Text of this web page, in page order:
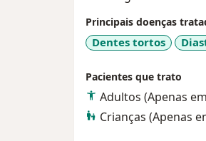
libanes, hospital
Atuou como
faculdade CTA
Curso de DTM e
Principais doenças
Dentes tortos
Pacientes que trato
Adultos (Apenas
Crianças (Apenas